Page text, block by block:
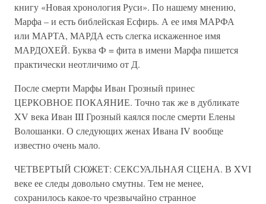
книгу «Новая хронология Руси». По нашему мнению,
Марфа – и есть библейская Есфирь. А ее имя МАРФА
или МАРТА, МАРДА есть слегка искаженное имя
МАРДОХЕЙ. Буква Ф = фита в имени Марфа пишется
практически неотличимо от Д.
После смерти Марфы Иван Грозный принес
ЦЕРКОВНОЕ ПОКАЯНИЕ. Точно так же в дубликате
XV века Иван III Грозный каялся после смерти Елены
Волошанки. О следующих женах Ивана IV вообще
известно очень мало.
ЧЕТВЕРТЫЙ СЮЖЕТ: СЕКСУАЛЬНАЯ СЦЕНА. В XVI
веке ее следы довольно смутны. Тем не менее,
сохранилось какое-то чрезвычайно странное